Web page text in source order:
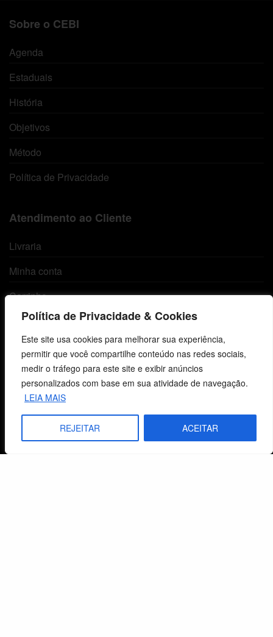
Política de Privacidade & Cookies
Este site usa cookies para melhorar sua experiência,
permitir que você compartilhe conteúdo nas redes sociais,
medir o tráfego para este site e exibir anúncios
personalizados com base em sua atividade de navegação.
LEIA MAIS
REJEITAR ACEITAR
Sobre o CEBI
Agenda
Estaduais
História
Objetivos
Método
Política de Privacidade
Atendimento ao Cliente
Livraria
Minha conta
Carrinho
Lista de Desejos
Termos e Condições
Centro de Estudos Bíblicos
CNPJ: 29.832.607/0001-10
São Leopoldo, RS, Brasil